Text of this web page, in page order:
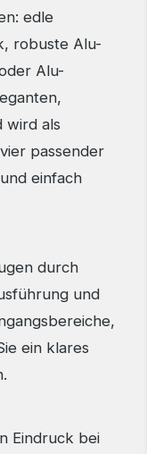
edle
robuste Alu-
Alu-
wird als
passender
einfach
durch
und
ein klares
Eindruck bei